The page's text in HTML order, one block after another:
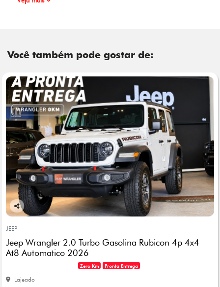
Você também pode gostar de:
Co
arti
lhe
JEEP
Jeep Wrangler 2.0 Turbo Gasolina Rubicon 4p 4x4
At8 Automatico 2026
Zero Km Pronta Entrega
Lajeado